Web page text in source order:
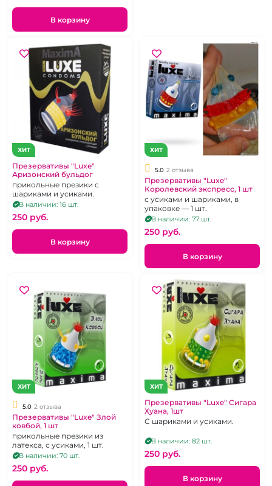
В корзину
ХИТ
Презервативы "Luxe"
Аризонский бульдог
прикольные презики с
шариками и усиками.
В наличии: 16 шт.
250 pуб.
В корзину
ХИТ
5.0 2 отзыва
Презервативы "Luxe"
Королевский экспресс, 1 шт
с усиками и шариками, в
упаковке — 1 шт.
В наличии: 77 шт.
250 pуб.
В корзину
ХИТ
5.0 2 отзыва
Презервативы "Luxe" Злой
ковбой, 1 шт
прикольные презики из
латекса, с усиками, 1 шт.
В наличии: 70 шт.
250 pуб.
ХИТ
Презервативы "Luxe" Сигара
Хуана, 1шт
С шариками и усиками.
В наличии: 82 шт.
250 pуб.
В корзину